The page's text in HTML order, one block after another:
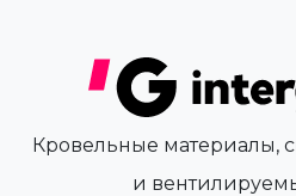
Кровельные материалы,
и